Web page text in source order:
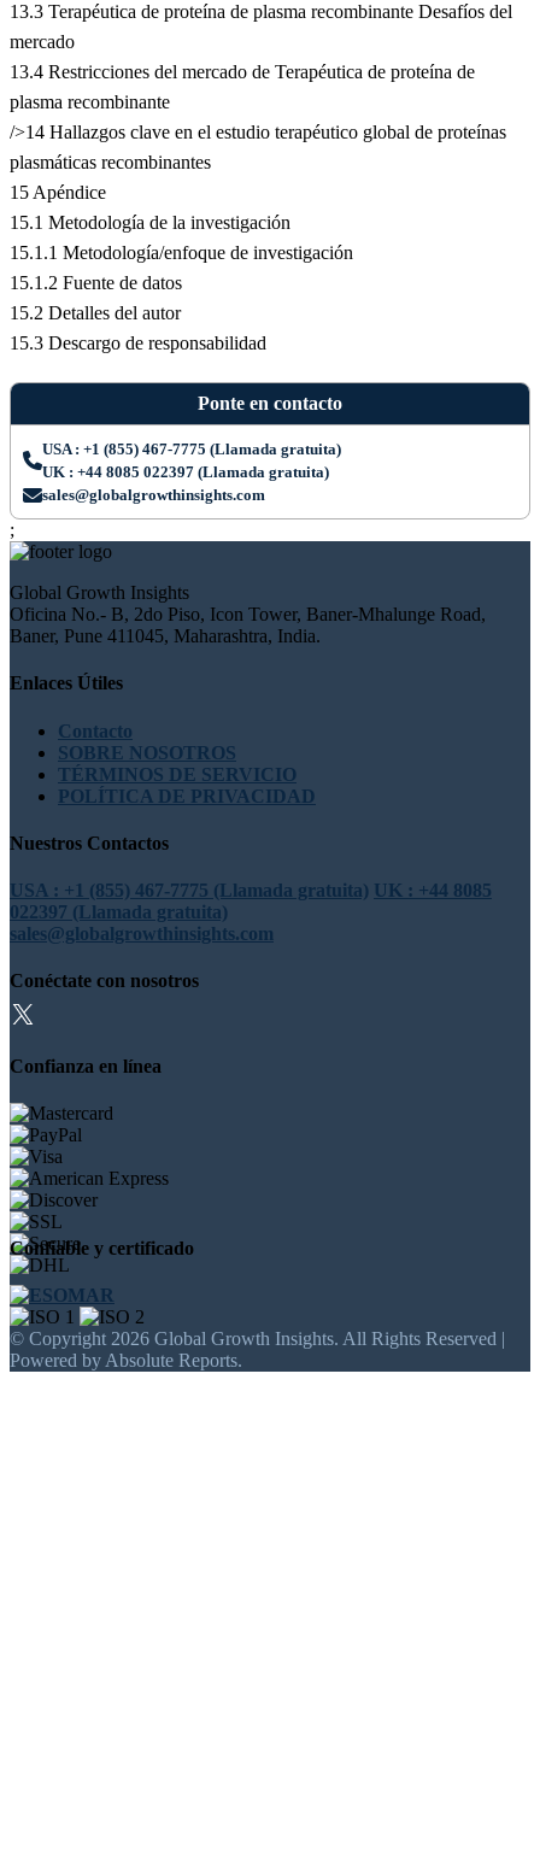
13.3 Terapéutica de proteína de plasma recombinante Desafíos del
mercado
13.4 Restricciones del mercado de Terapéutica de proteína de
plasma recombinante
/>14 Hallazgos clave en el estudio terapéutico global de proteínas
plasmáticas recombinantes
15 Apéndice
15.1 Metodología de la investigación
15.1.1 Metodología/enfoque de investigación
15.1.2 Fuente de datos
15.2 Detalles del autor
15.3 Descargo de responsabilidad
Ponte en contacto
USA : +1 (855) 467-7775 (Llamada gratuita)
UK : +44 8085 022397 (Llamada gratuita)
sales@globalgrowthinsights.com
;
Global Growth Insights
Oficina No.- B, 2do Piso, Icon Tower, Baner-Mhalunge Road,
Baner, Pune 411045, Maharashtra, India.
Enlaces Útiles
Contacto
SOBRE NOSOTROS
TÉRMINOS DE SERVICIO
POLÍTICA DE PRIVACIDAD
Nuestros Contactos
USA : +1 (855) 467-7775 (Llamada gratuita) UK : +44 8085
022397 (Llamada gratuita)
sales@globalgrowthinsights.com
Conéctate con nosotros
Confianza en línea
Confiable y certificado
© Copyright 2026 Global Growth Insights. All Rights Reserved |
Powered by Absolute Reports.